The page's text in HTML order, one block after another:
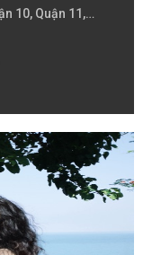
10, Quận 11,
Quận 7, Hồ Chí